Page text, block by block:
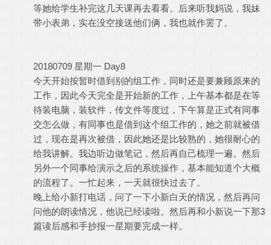
等她给学生补完这几天课再去看看。后来听我妈说，我妹
带小表弟，实在没空接送他们俩，我也就作罢了。
20180709 星期一 Day8
今天开始按暂时借到别的组工作，同时还是要兼顾原来的
工作，因此今天完全是开始新的工作，上午基本都是在等
待装电脑，装软件，传文件等度过，下午算是正式有同事
交怎么做，有同事也是借到这个组工作的，她之前就被借
过，现在是再次被借，因此她还是比较熟的，她很耐心的
给我讲解。我边听边做笔记，然后再自己梳理一遍。然后
另外一个同事给演示之后的系统操作，基本能知道个大概
的流程了。一忙起来，一天就很快过去了。
晚上给小新打电话，问了一下小新白天的情况，然后再问
问他的朗读情况，他说已经读啦。然后再和小新说一下那3
篇读后感和手抄报一星期要完成一样。